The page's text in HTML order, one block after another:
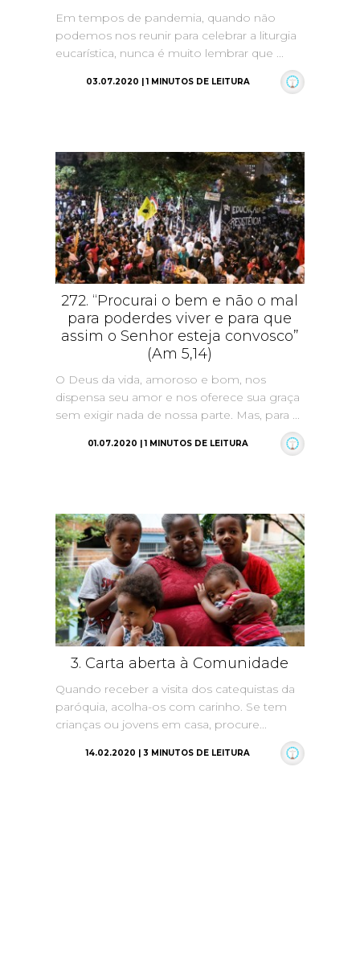
Em tempos de pandemia, quando não
podemos nos reunir para celebrar a liturgia
eucarística, nunca é muito lembrar que ...
03.07.2020 | 1 MINUTOS DE LEITURA
272. “Procurai o bem e não o mal
para poderdes viver e para que
assim o Senhor esteja convosco”
(Am 5,14)
O Deus da vida, amoroso e bom, nos
dispensa seu amor e nos oferece sua graça
sem exigir nada de nossa parte. Mas, para ...
01.07.2020 | 1 MINUTOS DE LEITURA
3. Carta aberta à Comunidade
Quando receber a visita dos catequistas da
paróquia, acolha-os com carinho. Se tem
crianças ou jovens em casa, procure...
14.02.2020 | 3 MINUTOS DE LEITURA